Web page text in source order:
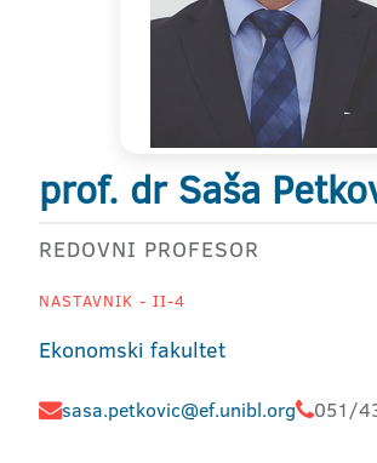
prof. dr Saša
REDOVNI PROFESOR
NASTAVNIK - II-4
Ekonomski fakultet
sasa.petkovic@ef.unibl.org 051/